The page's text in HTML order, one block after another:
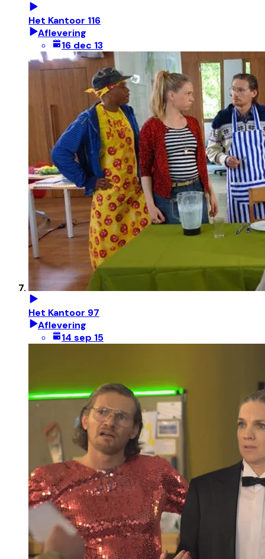
Het Kantoor 116
Aflevering
16 dec 13
Het Kantoor 97
Aflevering
14 sep 15